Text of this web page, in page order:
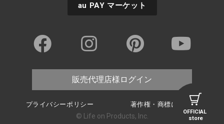
OFFICIAL
store
au PAY マーケット
販売代理店様ログイン
プライバシーポリシー 著作権・商標について
© Life on Products, Inc.